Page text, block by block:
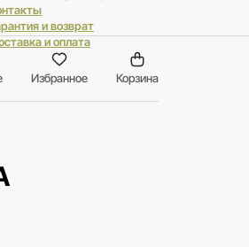
и возврат
и оплата
Избранное Корзина